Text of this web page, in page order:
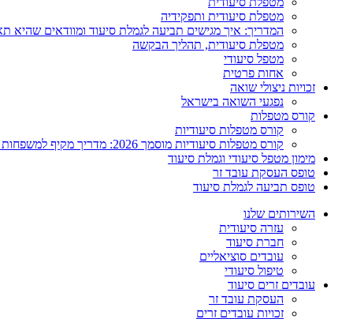
מטפלת סיעודית ותפקידיה
המדריך: איך מגישים תביעה לגמלת סיעוד ומוודאים שהיא
מטפלת סיעודית, תהליך הבקשה
מטפל סיעודי
אחות פרטית
זכויות ניצולי שואה
נפגעי השואה בישראל
קורס מטפלות
קורס מטפלות סיעודיות
קורס מטפלות סיעודיות מוסמך 2026: מדריך מקיף למשפחות ולמטפלים
מימון מטפל סיעודי וגמלת סיעוד
טופס העסקת עובד זר
טופס תביעה לגמלת סיעוד
השירותים שלנו
עזרה סיעודית
חברת סיעוד
עובדים סוציאליים
טיפול סיעודי
עובדים זרים סיעוד
העסקת עובד זר
זכויות עובדים זרים